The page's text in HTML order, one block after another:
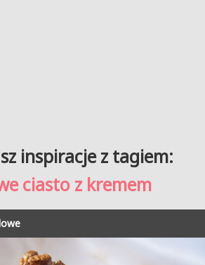
inspiracje z tagiem:
ciasto z kremem